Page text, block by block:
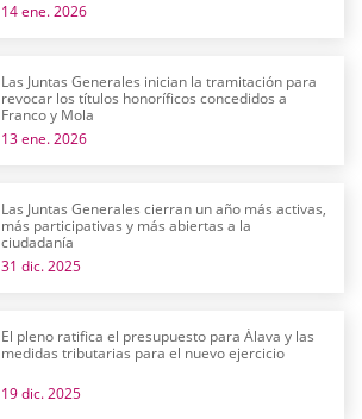
14 ene. 2026
Las Juntas Generales inician la tramitación para
revocar los títulos honoríficos concedidos a
Franco y Mola
13 ene. 2026
Las Juntas Generales cierran un año más activas,
más participativas y más abiertas a la
ciudadanía
31 dic. 2025
El pleno ratifica el presupuesto para Álava y las
medidas tributarias para el nuevo ejercicio
19 dic. 2025